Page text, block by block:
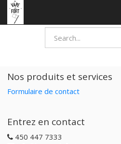
Nos produits et services
Formulaire de contact
Entrez en contact
450 447 7333